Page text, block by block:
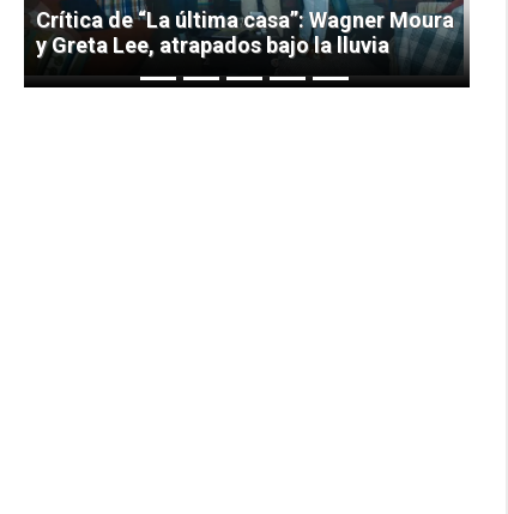
Crítica de “La última casa”: Wagner Moura
y Greta Lee, atrapados bajo la lluvia